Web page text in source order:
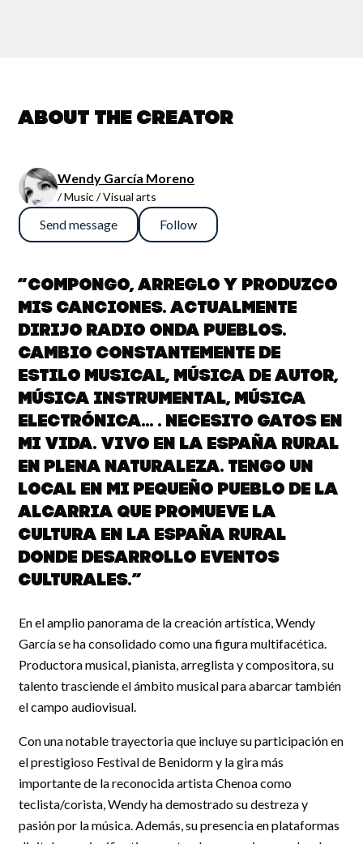
About the creator
Wendy García Moreno
/ Music / Visual arts
Send message Follow
“Compongo, arreglo y produzco
mis canciones. Actualmente
dirijo Radio Onda Pueblos.
Cambio constantemente de
estilo musical, música de autor,
música instrumental, música
electrónica... . Necesito gatos en
mi vida. Vivo en la España Rural
en plena naturaleza. Tengo un
local en mi pequeño pueblo de La
Alcarria que promueve la
cultura en la España Rural
donde desarrollo eventos
culturales.”
En el amplio panorama de la creación artística, Wendy
García se ha consolidado como una figura multifacética.
Productora musical, pianista, arreglista y compositora, su
talento trasciende el ámbito musical para abarcar también
el campo audiovisual.
Con una notable trayectoria que incluye su participación en
el prestigioso Festival de Benidorm y la gira más
importante de la reconocida artista Chenoa como
teclista/corista, Wendy ha demostrado su destreza y
pasión por la música. Además, su presencia en plataformas